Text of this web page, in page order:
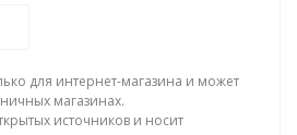
для интернет-магазина и может
магазинах.
источников и носит